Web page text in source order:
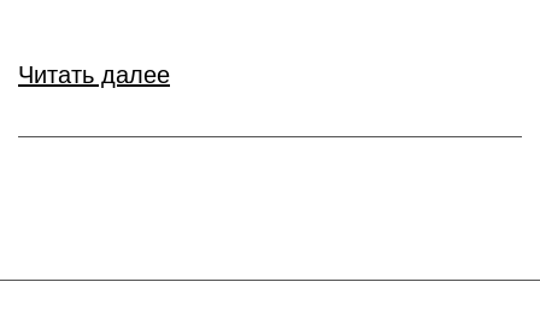
Читать далее